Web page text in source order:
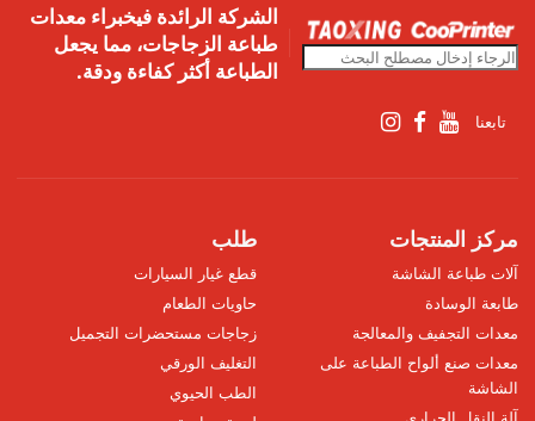
الشركة الرائدة فيخبراء معدات
طباعة الزجاجات، مما يجعل
الطباعة أكثر كفاءة ودقة.
تابعنا
مركز المنتجات
آلات طباعة الشاشة
طابعة الوسادة
معدات التجفيف والمعالجة
معدات صنع ألواح الطباعة على
الشاشة
طلب
قطع غيار السيارات
حاويات الطعام
زجاجات مستحضرات التجميل
التغليف الورقي
الطب الحيوي